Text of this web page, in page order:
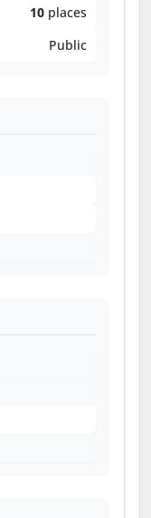
10 places
Public